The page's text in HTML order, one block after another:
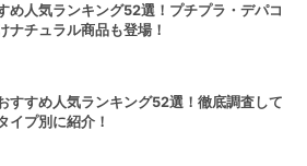
め人気ランキング52選！プチプラ・デパコ
ナチュラル商品も登場！
すすめ人気ランキング52選！徹底調査して
イプ別に紹介！